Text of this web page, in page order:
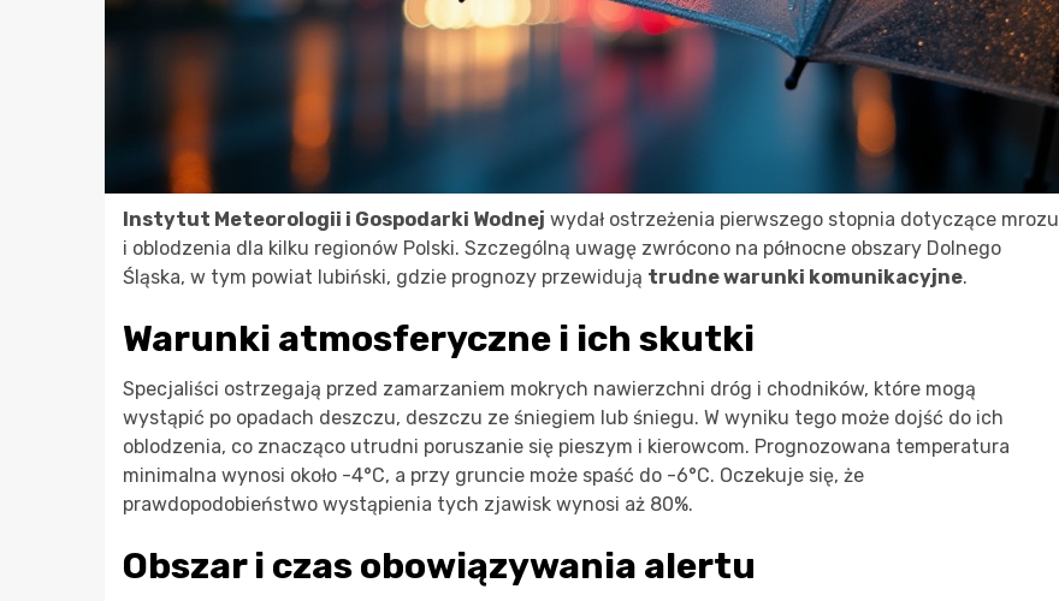
Instytut Meteorologii i Gospodarki Wodnej wydał ostrzeżenia pierwszego stopnia dotyczące mrozu
i oblodzenia dla kilku regionów Polski. Szczególną uwagę zwrócono na północne obszary Dolnego
Śląska, w tym powiat lubiński, gdzie prognozy przewidują trudne warunki komunikacyjne.
Warunki atmosferyczne i ich skutki
Specjaliści ostrzegają przed zamarzaniem mokrych nawierzchni dróg i chodników, które mogą
wystąpić po opadach deszczu, deszczu ze śniegiem lub śniegu. W wyniku tego może dojść do ich
oblodzenia, co znacząco utrudni poruszanie się pieszym i kierowcom. Prognozowana temperatura
minimalna wynosi około -4°C, a przy gruncie może spaść do -6°C. Oczekuje się, że
prawdopodobieństwo wystąpienia tych zjawisk wynosi aż 80%.
Obszar i czas obowiązywania alertu